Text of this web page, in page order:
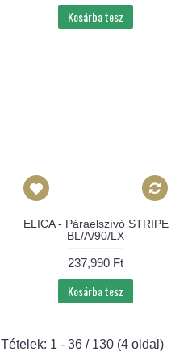
Kosárba tesz
ELICA - Páraelszívó STRIPE
BL/A/90/LX
237,990 Ft
Kosárba tesz
Tételek: 1 - 36 / 130 (4 oldal)